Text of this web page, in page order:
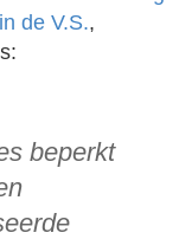
de V.S.,
beperkt